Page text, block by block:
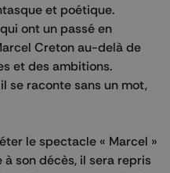
et poétique.
ont un passé en
Creton au-delà de
et des ambitions.
se raconte sans un mot,
le spectacle « Marcel »
son décès, il sera repris